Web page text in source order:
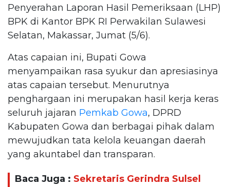
Penyerahan Laporan Hasil Pemeriksaan (LHP)
BPK di Kantor BPK RI Perwakilan Sulawesi
Selatan, Makassar, Jumat (5/6).
Atas capaian ini, Bupati Gowa
menyampaikan rasa syukur dan apresiasinya
atas capaian tersebut. Menurutnya
penghargaan ini merupakan hasil kerja keras
seluruh jajaran Pemkab Gowa, DPRD
Kabupaten Gowa dan berbagai pihak dalam
mewujudkan tata kelola keuangan daerah
yang akuntabel dan transparan.
Baca Juga : Sekretaris Gerindra Sulsel